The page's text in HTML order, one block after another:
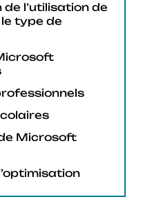
l’utilisation de
type de
Microsoft